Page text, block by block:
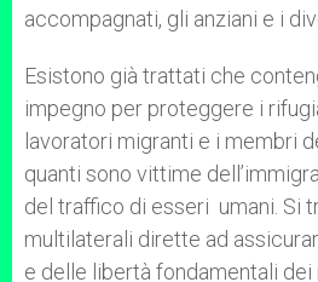
accompagnati, gli anziani e i
Esistono già trattati che
impegno per proteggere i
lavoratori migranti e i membri
quanti sono vittime
del traffico di esseri umani. Si
multilaterali dirette ad
e delle libertà fondamentali